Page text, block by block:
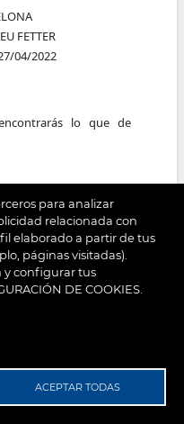
FETTER
04/2022
lo que de
al mundo entero.
Linus Baker podría ser
un lugar cualquiera,
estaba convencido de
el día en que este
para supervisar un
para analizar
relacionada con
elaborado a partir de tus
páginas visitadas).
y configurar tus
DE COOKIES.
ACEPTAR TODAS